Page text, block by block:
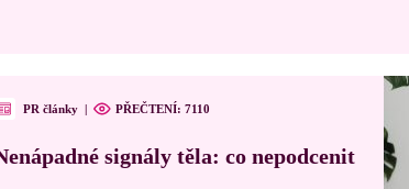
PR články | PŘEČTENÍ: 7110
signály těla: co nepodcenit